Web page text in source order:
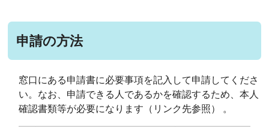
申請の方法
窓口にある申請書に必要事項を記入して申請してくださ
い。なお、申請できる人であるかを確認するため、本人
確認書類等が必要になります（リンク先参照） 。